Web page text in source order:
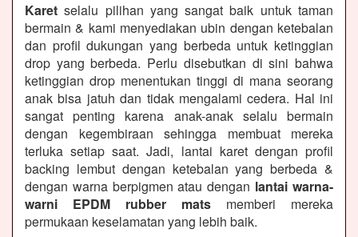
Karet selalu pilihan yang sangat baik untuk taman
bermain & kami menyediakan ubin dengan ketebalan
dan profil dukungan yang berbeda untuk ketinggian
drop yang berbeda. Perlu disebutkan di sini bahwa
ketinggian drop menentukan tinggi di mana seorang
anak bisa jatuh dan tidak mengalami cedera. Hal ini
sangat penting karena anak-anak selalu bermain
dengan kegembiraan sehingga membuat mereka
terluka setiap saat. Jadi, lantai karet dengan profil
backing lembut dengan ketebalan yang berbeda &
dengan warna berpigmen atau dengan lantai warna-
warni EPDM rubber mats memberi mereka
permukaan keselamatan yang lebih baik.